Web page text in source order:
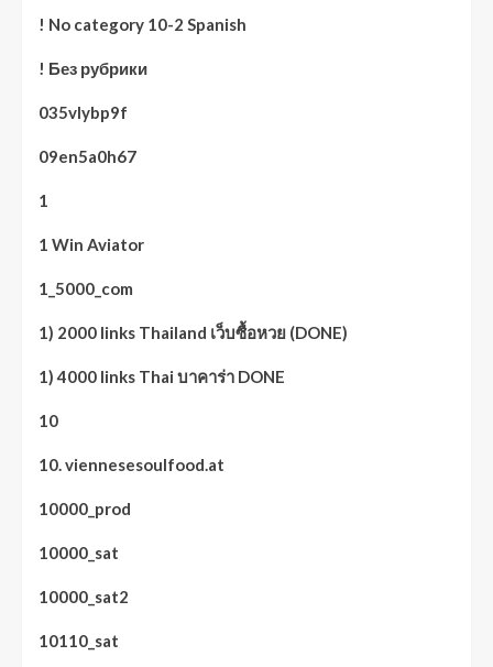
! No category 10-2 Spanish
! Без рубрики
035vlybp9f
09en5a0h67
1
1 Win Aviator
1_5000_com
1) 2000 links Thailand เว็บซื้อหวย (DONE)
1) 4000 links Thai บาคาร่า DONE
10
10. viennesesoulfood.at
10000_prod
10000_sat
10000_sat2
10110_sat